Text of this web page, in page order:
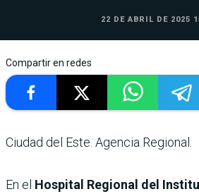
22 DE ABRIL DE 2025
Compartir en redes
Ciudad del Este. Agencia Regional.
En el Hospital Regional del